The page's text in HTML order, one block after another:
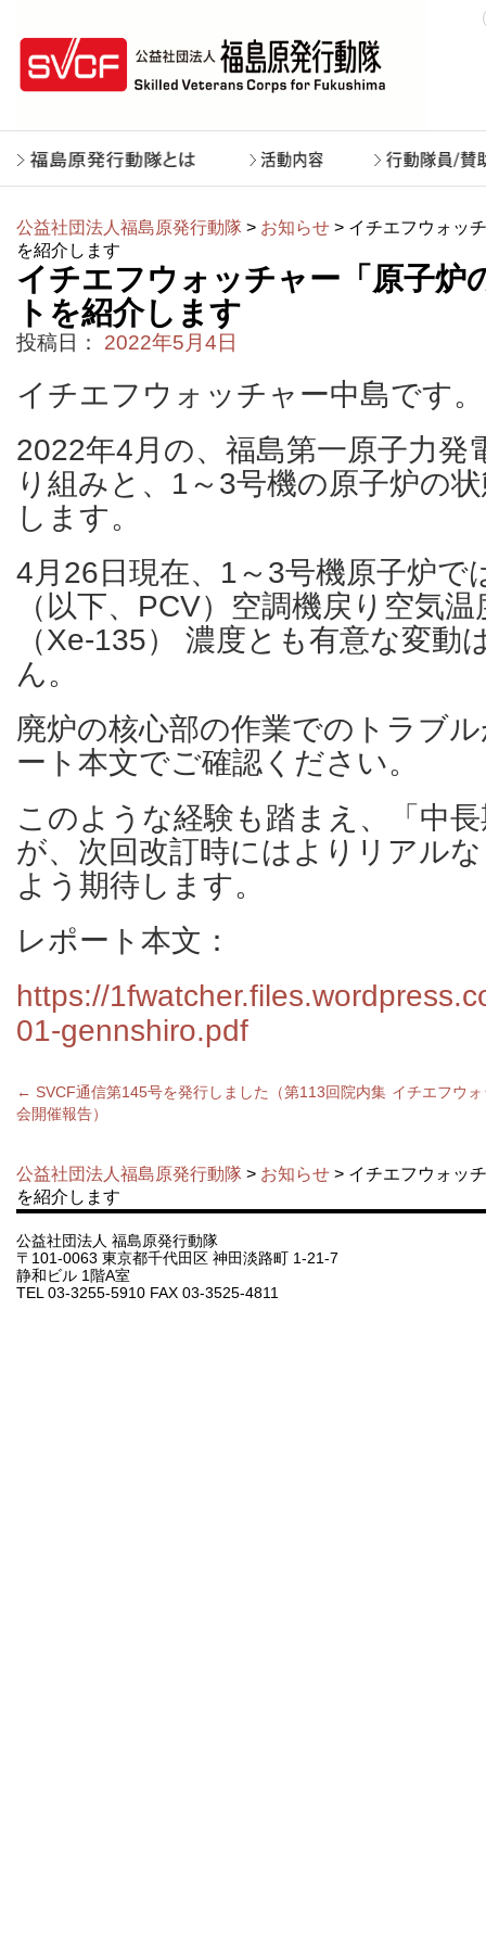
公益社団法人福島原発行動隊 > お知らせ > イチエフウォッ
を紹介します
イチエフウォッチャー「原子炉
トを紹介します
投稿日： 2022年5月4日
イチエフウォッチャー中島です。
2022年4月の、福島第一原子力発
り組みと、1～3号機の原子炉の
します。
4月26日現在、1～3号機原子炉で
（以下、PCV）空調機戻り空気
（Xe-135） 濃度とも有意な変動
ん。
廃炉の核心部の作業でのトラブ
ート本文でご確認ください。
このような経験も踏まえ、「中
が、次回改訂時にはよりリアル
よう期待します。
レポート本文：
https://
01-gennshiro.pdf
← SVCF通信第145号を発行しました（第113回院内集
会開催報告）
イチエフウ
公益社団法人福島原発行動隊 > お知らせ > イチエフウォッ
を紹介します
公益社団法人 福島原発行動隊
〒101-0063 東京都千代田区 神田淡路町 1-21-7
静和ビル 1階A室
TEL 03-3255-5910 FAX 03-3525-4811